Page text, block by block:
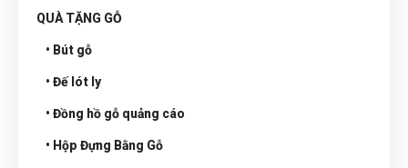
QUÀ TẶNG GỖ
• Bút gỗ
• Đế lót ly
• Đồng hồ gỗ quảng cáo
• Hộp Đựng Bằng Gỗ